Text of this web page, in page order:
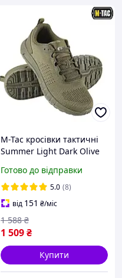
M-Tac кросівки тактичні
Summer Light Dark Olive
військових (36-47 розмір)
Готово до відправки
5.0 (8)
від 151 ₴/міс
1 509₴
1 588 ₴
Купити